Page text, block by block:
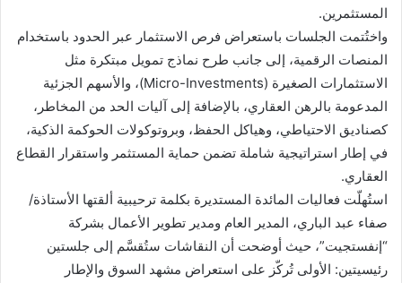
المستثمرين.
واختُتمت الجلسات باستعراض فرص الاستثمار عبر الحدود باستخدام
المنصات الرقمية، إلى جانب طرح نماذج تمويل مبتكرة مثل
الاستثمارات الصغيرة (Micro-Investments)، والأسهم الجزئية
المدعومة بالرهن العقاري، بالإضافة إلى آليات الحد من المخاطر،
كصناديق الاحتياطي، وهياكل الحفظ، وبروتوكولات الحوكمة الذكية،
في إطار استراتيجية شاملة تضمن حماية المستثمر واستقرار القطاع
العقاري.
استُهلّت فعاليات المائدة المستديرة بكلمة ترحيبية ألقتها الأستاذة/
صفاء عبد الباري، المدير العام ومدير تطوير الأعمال بشركة
“إنفستجيت”، حيث أوضحت أن النقاشات ستُقسَّم إلى جلستين
رئيسيتين: الأولى تُركّز على استعراض مشهد السوق والإطار